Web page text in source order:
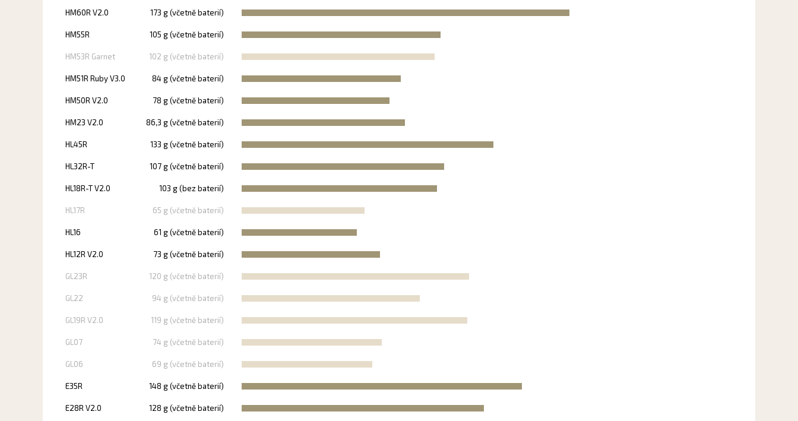
HM60R V2.0 173 g (včetně baterií)
HM55R 105 g (včetně baterií)
HM53R Garnet 102 g (včetně baterií)
HM51R Ruby V3.0 84 g (včetně baterií)
HM50R V2.0 78 g (včetně baterií)
HM23 V2.0 86,3 g (včetně baterií)
HL45R 133 g (včetně baterií)
HL32R-T 107 g (včetně baterií)
HL18R-T V2.0 103 g (bez baterií)
HL17R 65 g (včetně baterií)
HL16 61 g (včetně baterií)
HL12R V2.0 73 g (včetně baterií)
GL23R 120 g (včetně baterií)
GL22 94 g (včetně baterií)
GL19R V2.0 119 g (včetně baterií)
GL07 74 g (včetně baterií)
GL06 69 g (včetně baterií)
E35R 148 g (včetně baterií)
E28R V2.0 128 g (včetně baterií)